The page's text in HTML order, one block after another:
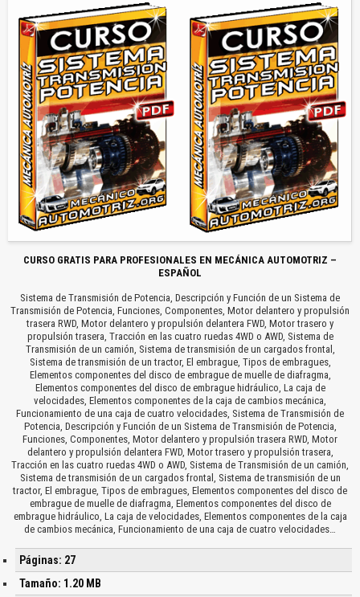
CURSO GRATIS PARA PROFESIONALES EN MECÁNICA AUTOMOTRIZ –
ESPAÑOL
Sistema de Transmisión de Potencia, Descripción y Función de un Sistema de
Transmisión de Potencia, Funciones, Componentes, Motor delantero y propulsión
trasera RWD, Motor delantero y propulsión delantera FWD, Motor trasero y
propulsión trasera, Tracción en las cuatro ruedas 4WD o AWD, Sistema de
Transmisión de un camión, Sistema de transmisión de un cargados frontal,
Sistema de transmisión de un tractor, El embrague, Tipos de embragues,
Elementos componentes del disco de embrague de muelle de diafragma,
Elementos componentes del disco de embrague hidráulico, La caja de
velocidades, Elementos componentes de la caja de cambios mecánica,
Funcionamiento de una caja de cuatro velocidades, Sistema de Transmisión de
Potencia, Descripción y Función de un Sistema de Transmisión de Potencia,
Funciones, Componentes, Motor delantero y propulsión trasera RWD, Motor
delantero y propulsión delantera FWD, Motor trasero y propulsión trasera,
Tracción en las cuatro ruedas 4WD o AWD, Sistema de Transmisión de un camión,
Sistema de transmisión de un cargados frontal, Sistema de transmisión de un
tractor, El embrague, Tipos de embragues, Elementos componentes del disco de
embrague de muelle de diafragma, Elementos componentes del disco de
embrague hidráulico, La caja de velocidades, Elementos componentes de la caja
de cambios mecánica, Funcionamiento de una caja de cuatro velocidades…
Páginas: 27
Tamaño: 1.20 MB